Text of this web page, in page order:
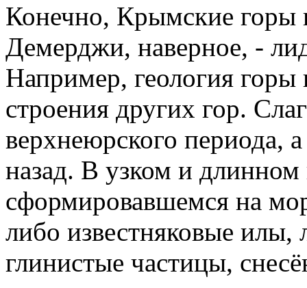
Конечно, Крымские
Демерджи, наверное, -
Например, геология горы
строения других гор.
верхнеюрского периода,
назад. В узком и длинном
сформировавшемся на
либо известняковые илы,
глинистые частицы,